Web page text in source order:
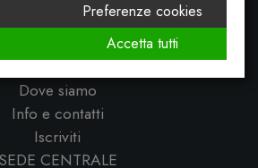
Cosa facciamo
Sportello sociale
dei diritti
Dove siamo
Info e contatti
Iscriviti
SEDE CENTRALE
Preferenze cookies
Accetta tutti